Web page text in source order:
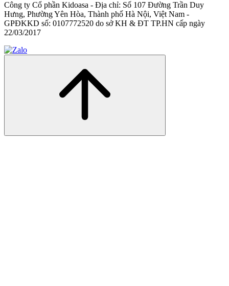
Công ty Cổ phần Kidoasa - Địa chỉ: Số 107 Đường Trần Duy
Hưng, Phường Yên Hòa, Thành phố Hà Nội, Việt Nam -
GPĐKKD số: 0107772520 do sở KH & ĐT TP.HN cấp ngày
22/03/2017